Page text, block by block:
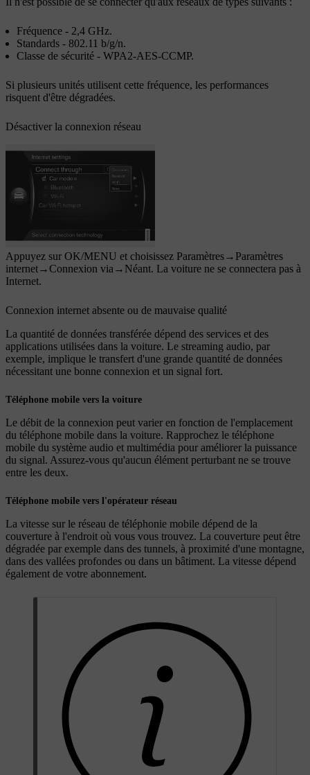
Fréquence - 2,4 GHz.
Standards - 802.11 b/g/n.
Classe de sécurité - WPA2-AES-CCMP.
Si plusieurs unités utilisent cette fréquence, les performances
risquent d'être dégradées.
Désactiver la connexion réseau
Appuyez sur OK/MENU et choisissez Paramètres→ Paramètres
internet→Connexion via → Néant. La voiture ne se connectera pas à
Internet.
Connexion internet absente ou de mauvaise qualité
La quantité de données transférée dépend des services et des
applications utilisées dans la voiture. Le streaming audio, par
exemple, implique le transfert d'une grande quantité de données
nécessitant une bonne connexion et un signal fort.
Téléphone mobile vers la voiture
Le débit de la connexion peut varier en fonction de l'emplacement
du téléphone mobile dans la voiture. Rapprochez le téléphone
mobile du système audio et multimédia pour améliorer la puissance
du signal. Assurez-vous qu'aucun élément perturbant ne se trouve
entre les deux.
Téléphone mobile vers l'opérateur réseau
La vitesse sur le réseau de téléphonie mobile dépend de la
couverture à l'endroit où vous vous trouvez. La couverture peut être
dégradée par exemple dans des tunnels, à proximité d'une montagne,
dans des vallées profondes ou dans un bâtiment. La vitesse dépend
également de votre abonnement.